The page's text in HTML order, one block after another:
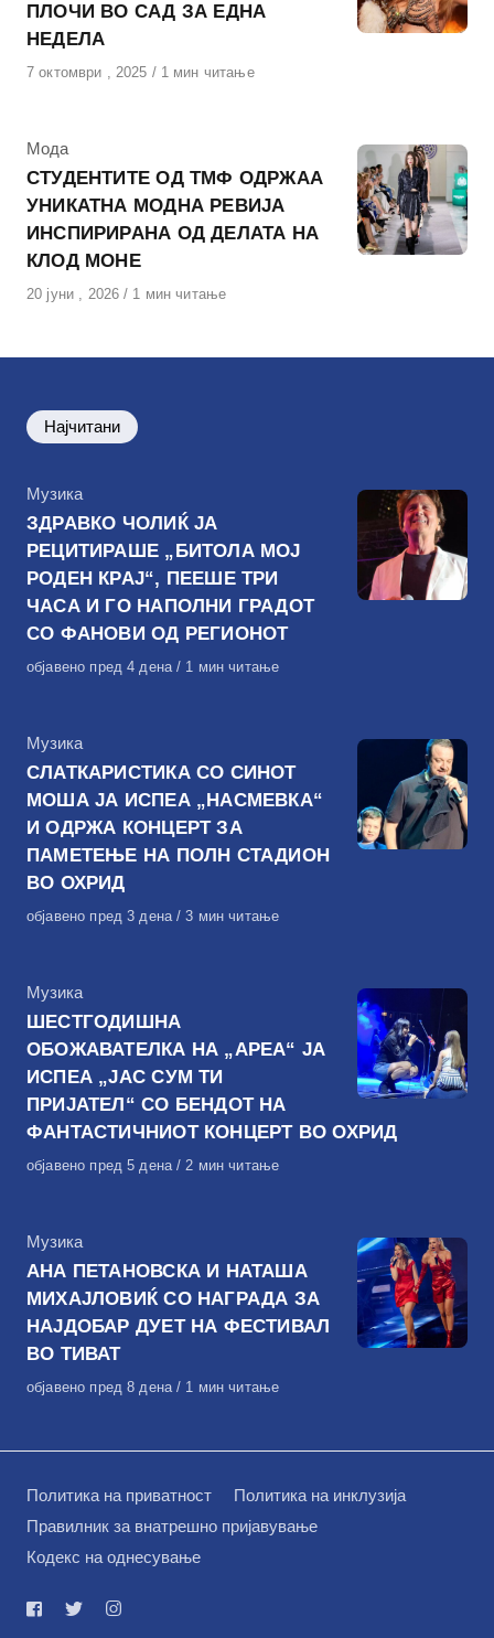
ПЛОЧИ ВО САД ЗА ЕДНА
НЕДЕЛА
Објавено
7 октомври , 2025 1 мин читање
КАтегорија
Мода
СТУДЕНТИТЕ ОД ТМФ ОДРЖАА
УНИКАТНА МОДНА РЕВИЈА
ИНСПИРИРАНА ОД ДЕЛАТА НА
КЛОД МОНЕ
Објавено
20 јуни , 2026 1 мин читање
Најчитани
КАтегорија
Музика
ЗДРАВКО ЧОЛИЌ ЈА
РЕЦИТИРАШЕ „БИТОЛА МОЈ
РОДЕН КРАЈ“, ПЕЕШЕ ТРИ
ЧАСА И ГО НАПОЛНИ ГРАДОТ
СО ФАНОВИ ОД РЕГИОНОТ
Објавено
објавено пред 4 дена 1 мин читање
КАтегорија
Музика
СЛАТКАРИСТИКА СО СИНОТ
МОША ЈА ИСПЕА „НАСМЕВКА“
И ОДРЖА КОНЦЕРТ ЗА
ПАМЕТЕЊЕ НА ПОЛН СТАДИОН
ВО ОХРИД
Објавено
објавено пред 3 дена 3 мин читање
КАтегорија
Музика
ШЕСТГОДИШНА
ОБОЖАВАТЕЛКА НА „АРЕА“ ЈА
ИСПЕА „ЈАС СУМ ТИ
ПРИЈАТЕЛ“ СО БЕНДОТ НА
ФАНТАСТИЧНИОТ КОНЦЕРТ ВО ОХРИД
Објавено
објавено пред 5 дена 2 мин читање
КАтегорија
Музика
АНА ПЕТАНОВСКА И НАТАША
МИХАЈЛОВИЌ СО НАГРАДА ЗА
НАЈДОБАР ДУЕТ НА ФЕСТИВАЛ
ВО ТИВАТ
Објавено
објавено пред 8 дена 1 мин читање
Политика на приватност
Политика на инклузија
Правилник за внатрешно пријавување
Кодекс на однесување